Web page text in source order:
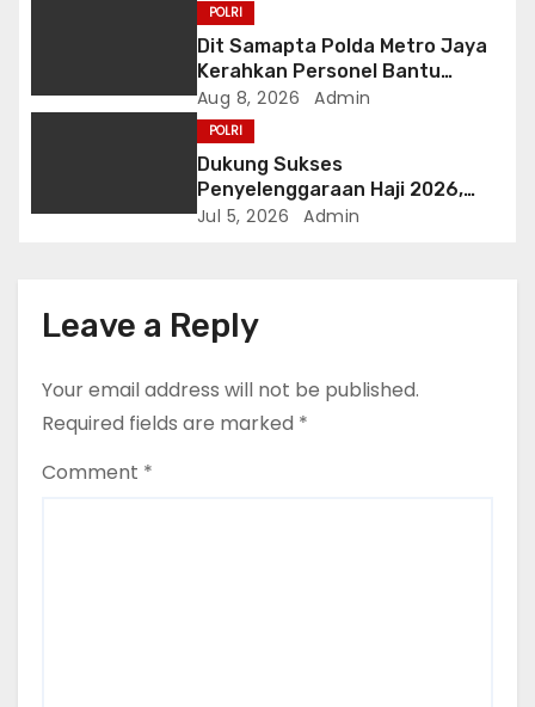
n
POLRI
Dit Samapta Polda Metro Jaya
Kerahkan Personel Bantu
Tangani Kebakaran Gedung
Bapenda
Aug 8, 2026 Admin
POLRI
Dukung Sukses
Penyelenggaraan Haji 2026,
Polri Terima Penghargaan dari
Jul 5, 2026 Admin
Leave a Reply
Your email address will not be published.
Required fields are marked *
Comment *